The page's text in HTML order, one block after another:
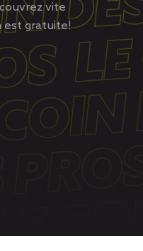
vite
est gratuite!